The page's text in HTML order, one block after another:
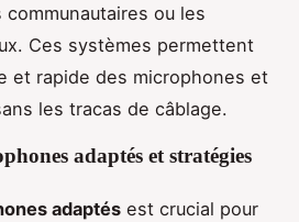
ou les
Ces systèmes permettent
et rapide des microphones et
les tracas de câblage.
adaptés et stratégies
adaptés est crucial pour